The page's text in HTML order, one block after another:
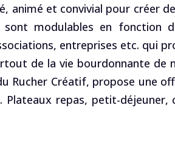
animé et convivial pour créer
modulables en fonction
entreprises etc. qui
de la vie bourdonnante de
Rucher Créatif, propose une
repas, petit-déjeuner,